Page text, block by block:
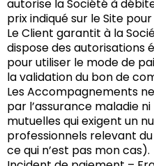
autorise la Société à
prix indiqué sur le Site
Le Client garantit à la
dispose des autorisations
pour utiliser le mode de
la validation du bon de
Les Accompagnements
par l’assurance maladie
mutuelles qui exigent un
professionnels relevant
ce qui n’est pas mon cas).